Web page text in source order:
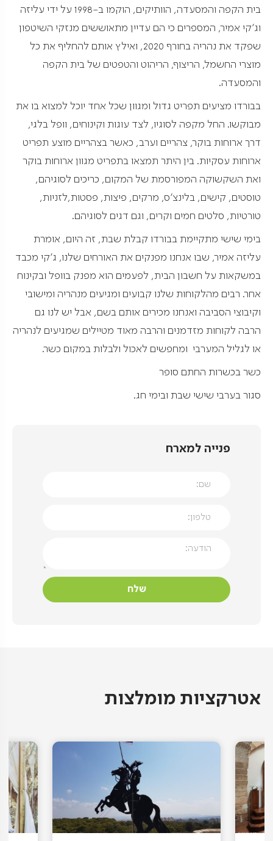
בית הקפה והמסעדה, הוותיקים, הוקמו ב-1998 על ידי עליזה
וג'קי אמיר, המספרים כי הם עדיין מתאוששים מנזקי השיטפון
שפקד את נהריה בחורף 2020, ואילץ אותם להחליף את כל
מוצרי החשמל, הריצוף, הריהוט והטפטים של בית הקפה
והמסעדה.
בבורדו מציעים תפריט גדול ומגוון שכל אחד יוכל למצוא בו את
מבוקשו. החל מקפה לסוגיו, לצד עוגות וקינוחים, וופל בלגי,
דרך ארוחות בוקר, צהריים וערב, כאשר בצהריים מוצע תפריט
ארוחות עסקיות. בין היתר תמצאו בתפריט מגוון ארוחות בוקר
ואת השקשוקה המפורסמת של המקום, כריכים לסוגיהם,
טוסטים, קישים, בלינצ'ס, מרקים, פיצות, פסטות,לזניות,
טורטיות, סלטים חמים וקרים, וגם דגים לסוגיהם.
בימי שישי מתקיימת בבורדו קבלת שבת, זה היום, אומרת
עליזה אמיר, שבו אנחנו מפנקים את האורחים שלנו, ג'קי מכבד
במשקאות על חשבון הבית, לפעמים הוא מפנק בוופל ובקינוח
אחר. רבים מהלקוחות שלנו קבועים ומגיעים מנהריה ומישובי
וקיבוצי הסביבה ואנחנו מכירים אותם בשם, אבל יש לנו גם
הרבה לקוחות מזדמנים והרבה מאוד מטיילים שמגיעים לנהריה
או לגליל המערבי ומחפשים לאכול ולבלות במקום כשר.
כשר בכשרות החתם סופר
סגור בערבי שישי שבת ובימי חג.
פנייה למארח
אטרקציות מומלצות